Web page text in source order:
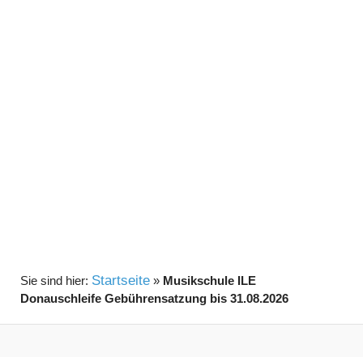
Startseite» Musikschule ILE
Donauschleife Gebührensatzung bis 31.08.2026